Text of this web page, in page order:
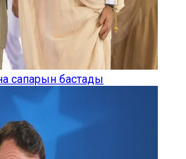
сапарын бастады